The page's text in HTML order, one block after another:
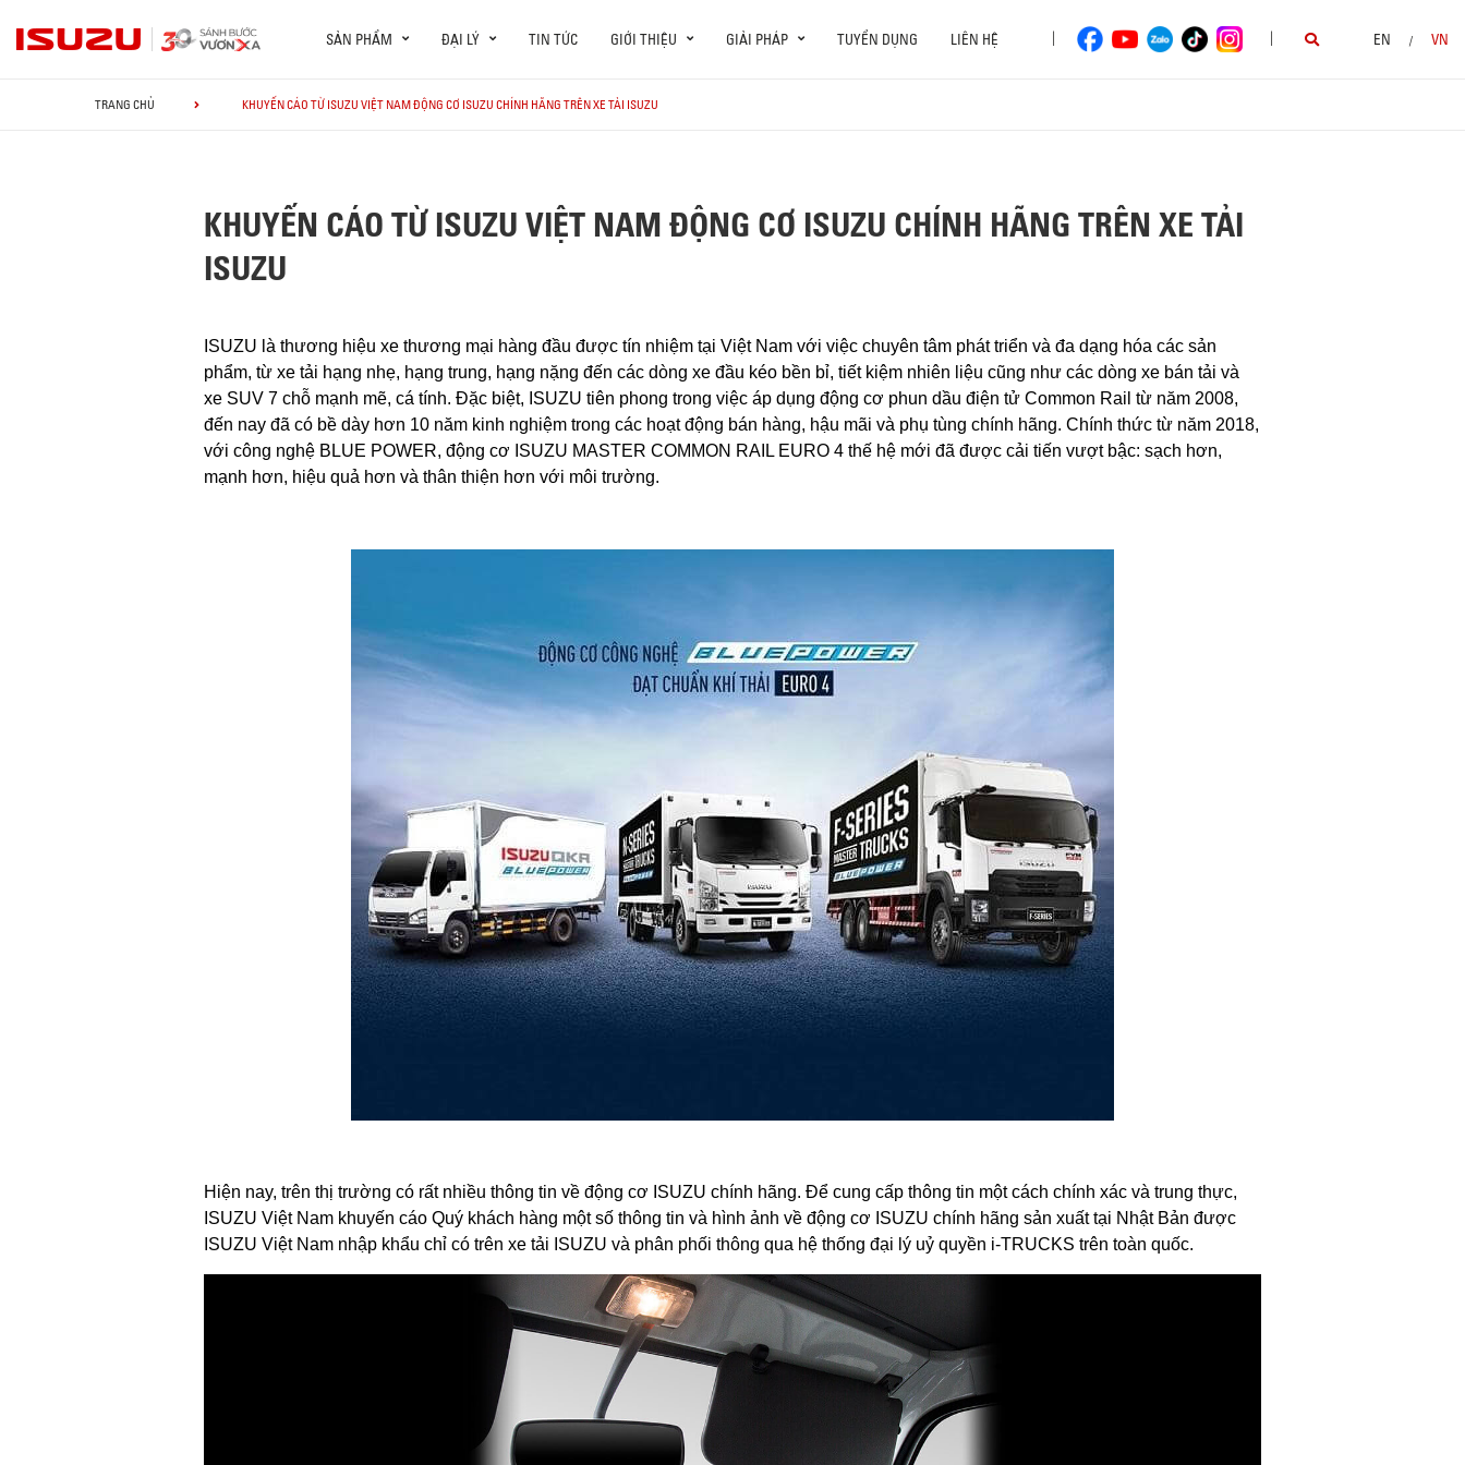
SẢN PHẨM ĐẠI LÝ TIN TỨC GIỚI THIỆU GIẢI PHÁP TUYỂN DỤNG LIÊN HỆ | | EN / VN
TRANG CHỦ KHUYẾN CÁO TỪ ISUZU VIỆT NAM ĐỘNG CƠ ISUZU CHÍNH HÃNG TRÊN XE TẢI ISUZU
KHUYẾN CÁO TỪ ISUZU VIỆT NAM ĐỘNG CƠ ISUZU CHÍNH HÃNG TRÊN XE TẢI
ISUZU
ISUZU là thương hiệu xe thương mại hàng đầu được tín nhiệm tại Việt Nam với việc chuyên tâm phát triển và đa dạng hóa các sản
phẩm, từ xe tải hạng nhẹ, hạng trung, hạng nặng đến các dòng xe đầu kéo bền bỉ, tiết kiệm nhiên liệu cũng như các dòng xe bán tải và
xe SUV 7 chỗ mạnh mẽ, cá tính. Đặc biệt, ISUZU tiên phong trong việc áp dụng động cơ phun dầu điện tử Common Rail từ năm 2008,
đến nay đã có bề dày hơn 10 năm kinh nghiệm trong các hoạt động bán hàng, hậu mãi và phụ tùng chính hãng. Chính thức từ năm 2018,
với công nghệ BLUE POWER, động cơ ISUZU MASTER COMMON RAIL EURO 4 thế hệ mới đã được cải tiến vượt bậc: sạch hơn,
mạnh hơn, hiệu quả hơn và thân thiện hơn với môi trường.
Hiện nay, trên thị trường có rất nhiều thông tin về động cơ ISUZU chính hãng. Để cung cấp thông tin một cách chính xác và trung thực,
ISUZU Việt Nam khuyến cáo Quý khách hàng một số thông tin và hình ảnh về động cơ ISUZU chính hãng sản xuất tại Nhật Bản được
ISUZU Việt Nam nhập khẩu chỉ có trên xe tải ISUZU và phân phối thông qua hệ thống đại lý uỷ quyền i-TRUCKS trên toàn quốc.